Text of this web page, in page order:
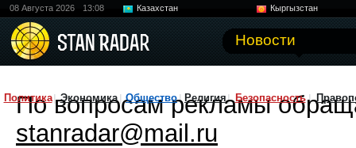
08 Августа 2026 13:08 Казахстан
Кыргызстан
Новости
Политика Экономика Общество Религия Безопасность
По вопросам рекламы
stanradar@mail.ru